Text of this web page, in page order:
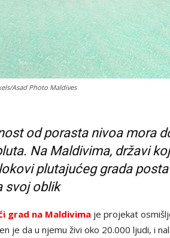
Asad Photo Maldives
od porasta nivoa mora
Na Maldivima, državi
plutajućeg grada
svoj oblik
grad na Maldivima je projekat
je da u njemu živi oko 20.000 ljudi, i